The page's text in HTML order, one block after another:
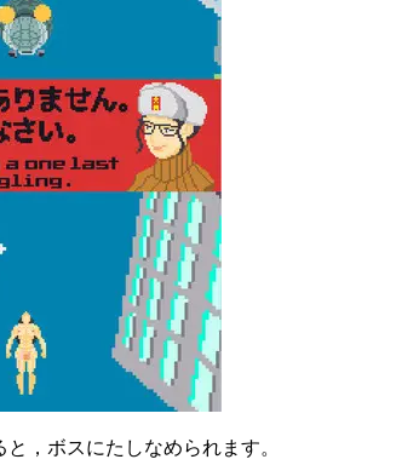
，ボスにたしなめられます。